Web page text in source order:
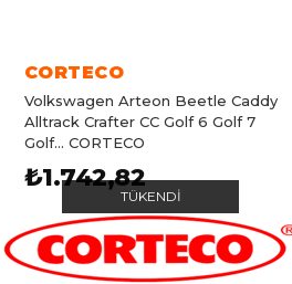
TÜKENDI
CORTECO
Volkswagen Arteon Beetle Caddy
Alltrack Crafter CC Golf 6 Golf 7
Golf... CORTECO
₺1.742,82